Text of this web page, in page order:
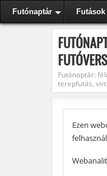
Futónaptár Futások
Futónaptár:
terepfutás,
Ezen